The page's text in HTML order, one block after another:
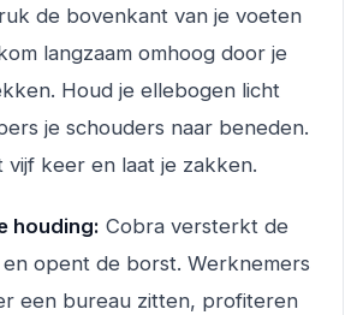
de bovenkant van je voeten
langzaam omhoog door je
Houd je ellebogen licht
je schouders naar beneden.
vijf keer en laat je zakken.
houding: Cobra versterkt de
opent de borst. Werknemers
een bureau zitten, profiteren